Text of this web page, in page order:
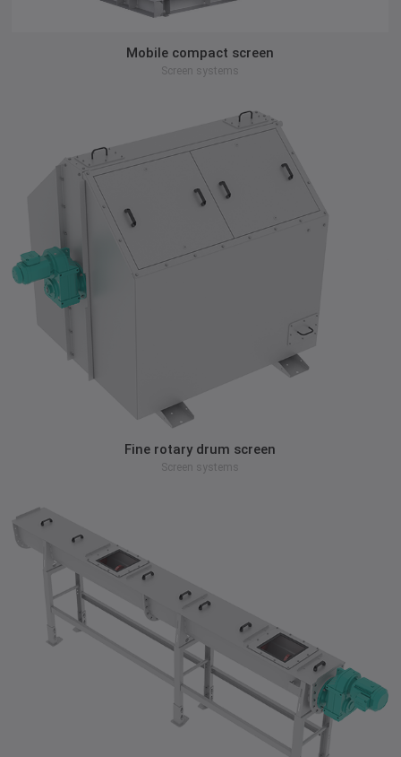
zum Produkt
Mobile compact screen
Screen systems
zum Produkt
Fine rotary drum screen
Screen systems